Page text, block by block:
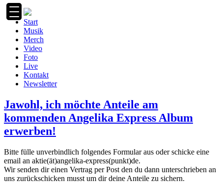
Zum
Inhalt
springen
Start
Musik
Merch
Video
Foto
Live
Kontakt
Newsletter
Jawohl, ich möchte Anteile am
kommenden Angelika Express Album
erwerben!
Bitte fülle unverbindlich folgendes Formular aus oder schicke eine
email an aktie(ät)angelika-express(punkt)de.
Wir senden dir einen Vertrag per Post den du dann unterschrieben an
uns zurückschicken musst um dir deine Anteile zu sichern.